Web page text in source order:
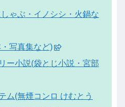
ゃぶ・イノシシ・火鍋な
写真集など)
ー小説(袋とじ小説・宮部
ム(無煙コンロ けむとう